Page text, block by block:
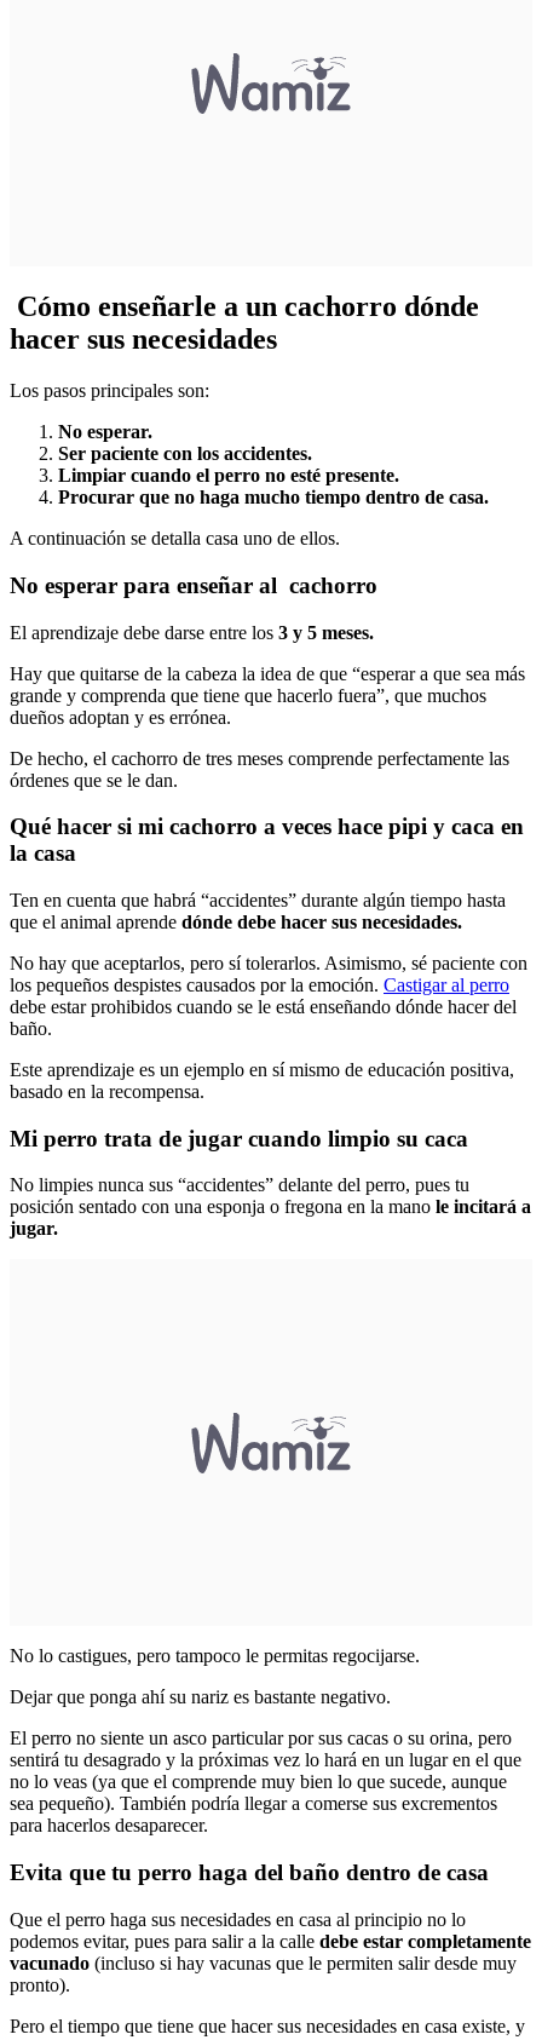
Cómo enseñarle a un cachorro dónde
hacer sus necesidades
Los pasos principales son:
No esperar.
Ser paciente con los accidentes.
Limpiar cuando el perro no esté presente.
Procurar que no haga mucho tiempo dentro de casa.
A continuación se detalla casa uno de ellos.
No esperar para enseñar al cachorro
El aprendizaje debe darse entre los 3 y 5 meses.
Hay que quitarse de la cabeza la idea de que “esperar a que sea más
grande y comprenda que tiene que hacerlo fuera”, que muchos
dueños adoptan y es errónea.
De hecho, el cachorro de tres meses comprende perfectamente las
órdenes que se le dan.
Qué hacer si mi cachorro a veces hace pipi y caca en
la casa
Ten en cuenta que habrá “accidentes” durante algún tiempo hasta
que el animal aprende dónde debe hacer sus necesidades.
No hay que aceptarlos, pero sí tolerarlos. Asimismo, sé paciente con
los pequeños despistes causados por la emoción. Castigar al perro
debe estar prohibidos cuando se le está enseñando dónde hacer del
baño.
Este aprendizaje es un ejemplo en sí mismo de educación positiva,
basado en la recompensa.
Mi perro trata de jugar cuando limpio su caca
No limpies nunca sus “accidentes” delante del perro, pues tu
posición sentado con una esponja o fregona en la mano le incitará a
jugar.
No lo castigues, pero tampoco le permitas regocijarse.
Dejar que ponga ahí su nariz es bastante negativo.
El perro no siente un asco particular por sus cacas o su orina, pero
sentirá tu desagrado y la próximas vez lo hará en un lugar en el que
no lo veas (ya que el comprende muy bien lo que sucede, aunque
sea pequeño). También podría llegar a comerse sus excrementos
para hacerlos desaparecer.
Evita que tu perro haga del baño dentro de casa
Que el perro haga sus necesidades en casa al principio no lo
podemos evitar, pues para salir a la calle debe estar completamente
vacunado (incluso si hay vacunas que le permiten salir desde muy
pronto).
Pero el tiempo que tiene que hacer sus necesidades en casa existe, y